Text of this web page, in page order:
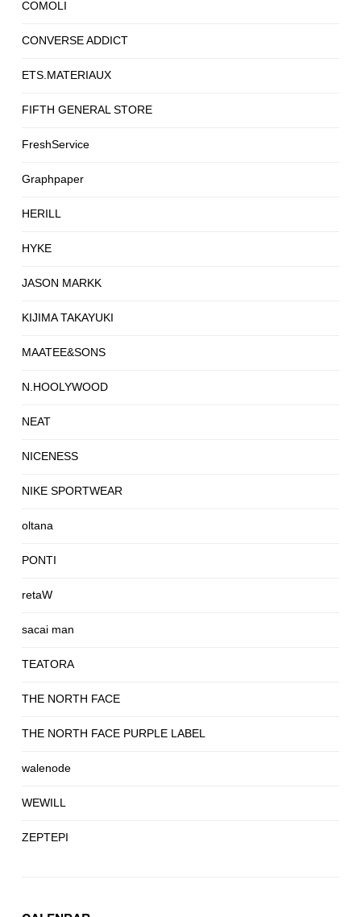
COMOLI
CONVERSE ADDICT
ETS.MATERIAUX
FIFTH GENERAL STORE
FreshService
Graphpaper
HERILL
HYKE
JASON MARKK
KIJIMA TAKAYUKI
MAATEE&SONS
N.HOOLYWOOD
NEAT
NICENESS
NIKE SPORTWEAR
oltana
PONTI
retaW
sacai man
TEATORA
THE NORTH FACE
THE NORTH FACE PURPLE LABEL
walenode
WEWILL
ZEPTEPI